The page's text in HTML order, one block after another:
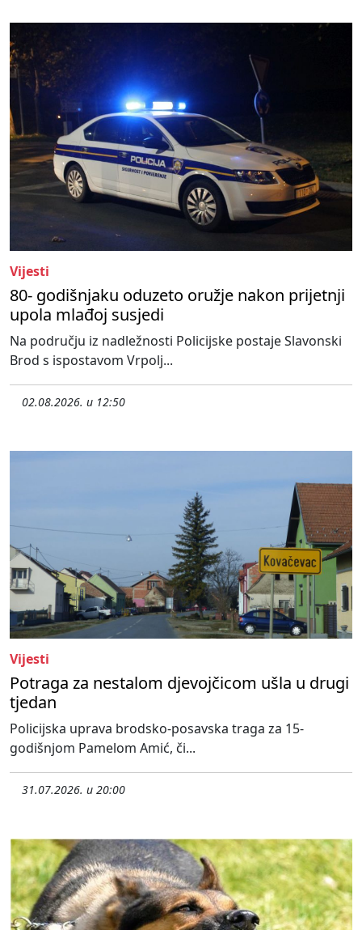
Vijesti
80- godišnjaku oduzeto oružje nakon prijetnji
upola mlađoj susjedi
Na području iz nadležnosti Policijske postaje Slavonski
Brod s ispostavom Vrpolj...
02.08.2026. u 12:50
Vijesti
Potraga za nestalom djevojčicom ušla u drugi
tjedan
Policijska uprava brodsko-posavska traga za 15-
godišnjom Pamelom Amić, či...
31.07.2026. u 20:00